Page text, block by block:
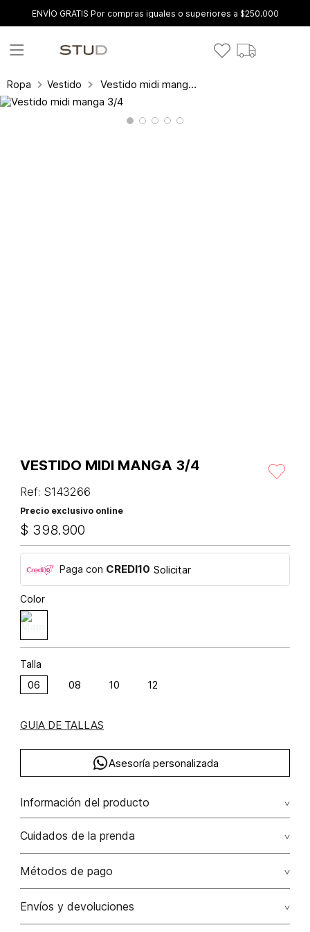
ENVÍO GRATIS Por compras iguales o superiores a $250.000
Ropa Vestidos Vestido midi manga 3/4
VESTIDO MIDI MANGA 3/4
Ref: S143266
Precio exclusivo online
$ 398.900
Paga con CREDI10 Solicitar
Color
Talla
06 08 10 12
GUIA DE TALLAS
Asesoría personalizada
Información del producto
Vestido midi manga 3/4 poliéster 100% 100.00%
poliéster/polyester
Cuidados de la prenda
No dejar en remojo /lavar por separado / no utilizar
No usar lejia
Métodos de pago
Tarjetas de crédito: Visa, Dinners, Master Card y American
Envíos y devoluciones